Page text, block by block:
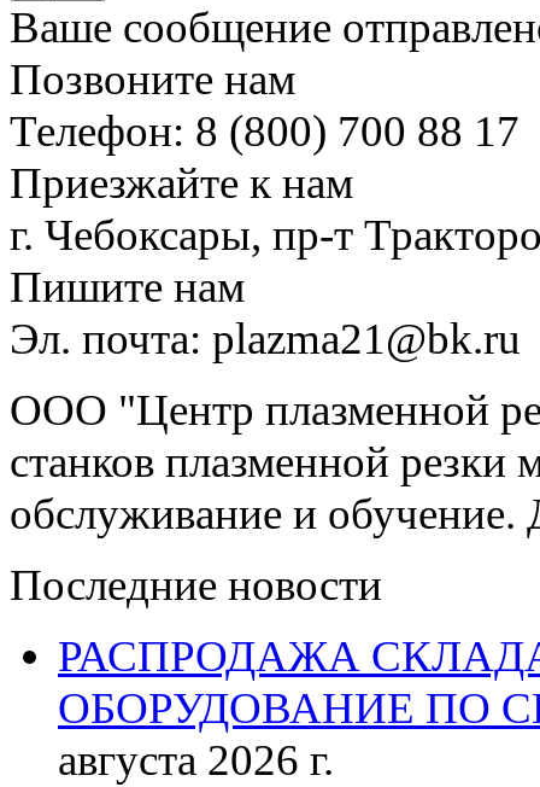
Ваше сообщение
Позвоните нам
Телефон: 8 (800) 700 88 17
Приезжайте к нам
г. Чебоксары, пр-т
Пишите нам
Эл. почта: plazma21@bk.ru
ООО "Центр плазменной
станков плазменной резки
обслуживание и обучение.
Последние новости
РАСПРОДАЖА
ОБОРУДОВАНИЕ ПО
августа 2026 г.